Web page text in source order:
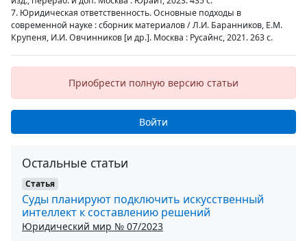
7. Юридическая ответственность. Основные подходы в
современной науке : сборник материалов / Л.И. Баранников, Е.М.
Крупеня, И.И. Овчинников [и др.]. Москва : Русайнс, 2021. 263 с.
Приобрести полную версию статьи
Войти
Остальные статьи
Статья
Суды планируют подключить искусственный
интеллект к составлению решений
Юридический мир № 07/2023